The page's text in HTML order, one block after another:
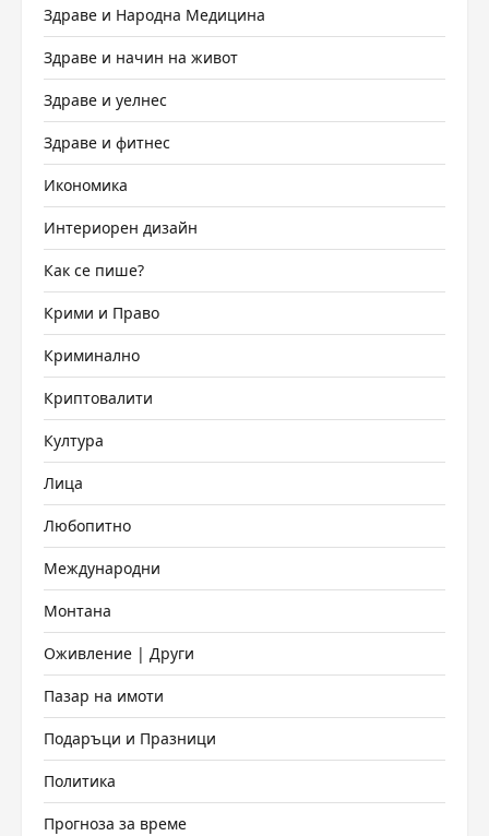
Здраве и Народна Медицина
Здраве и начин на живот
Здраве и уелнес
Здраве и фитнес
Икономика
Интериорен дизайн
Как се пише?
Крими и Право
Криминално
Криптовалити
Култура
Лица
Любопитно
Международни
Монтана
Оживление | Други
Пазар на имоти
Подаръци и Празници
Политика
Прогноза за време